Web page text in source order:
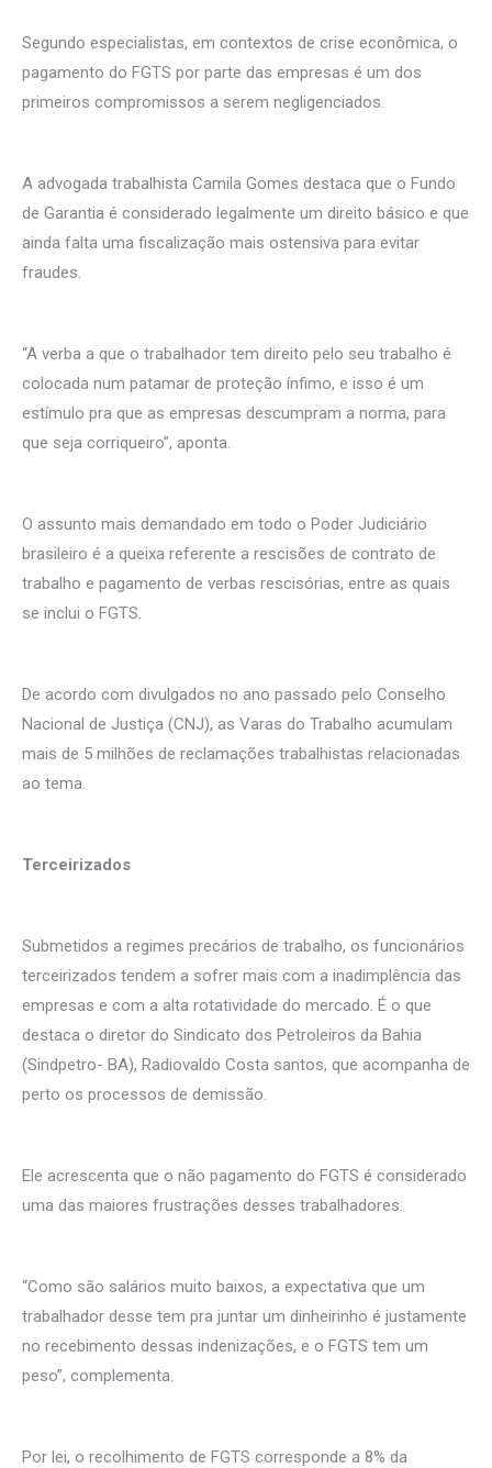
Segundo especialistas, em contextos de crise econômica, o
pagamento do FGTS por parte das empresas é um dos
primeiros compromissos a serem negligenciados.
A advogada trabalhista Camila Gomes destaca que o Fundo
de Garantia é considerado legalmente um direito básico e que
ainda falta uma fiscalização mais ostensiva para evitar
fraudes.
“A verba a que o trabalhador tem direito pelo seu trabalho é
colocada num patamar de proteção ínfimo, e isso é um
estímulo pra que as empresas descumpram a norma, para
que seja corriqueiro”, aponta.
O assunto mais demandado em todo o Poder Judiciário
brasileiro é a queixa referente a rescisões de contrato de
trabalho e pagamento de verbas rescisórias, entre as quais
se inclui o FGTS.
De acordo com divulgados no ano passado pelo Conselho
Nacional de Justiça (CNJ), as Varas do Trabalho acumulam
mais de 5 milhões de reclamações trabalhistas relacionadas
ao tema.
Terceirizados
Submetidos a regimes precários de trabalho, os funcionários
terceirizados tendem a sofrer mais com a inadimplência das
empresas e com a alta rotatividade do mercado. É o que
destaca o diretor do Sindicato dos Petroleiros da Bahia
(Sindpetro- BA), Radiovaldo Costa santos, que acompanha de
perto os processos de demissão.
Ele acrescenta que o não pagamento do FGTS é considerado
uma das maiores frustrações desses trabalhadores.
“Como são salários muito baixos, a expectativa que um
trabalhador desse tem pra juntar um dinheirinho é justamente
no recebimento dessas indenizações, e o FGTS tem um
peso”, complementa.
Por lei, o recolhimento de FGTS corresponde a 8% da